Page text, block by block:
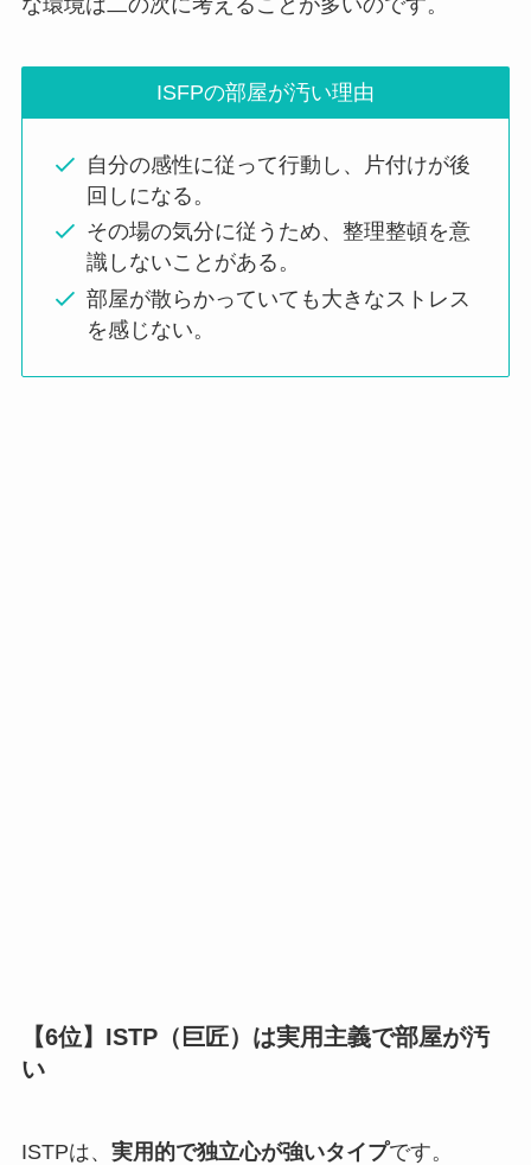
な環境は二の次に考えることが多いのです。
ISFPの部屋が汚い理由
自分の感性に従って行動し、片付けが後
回しになる。
その場の気分に従うため、整理整頓を意
識しないことがある。
部屋が散らかっていても大きなストレス
を感じない。
【6位】ISTP（巨匠）は実用主義で部屋が汚
い
ISTPは、 実用的で独立心が強いタイプです。